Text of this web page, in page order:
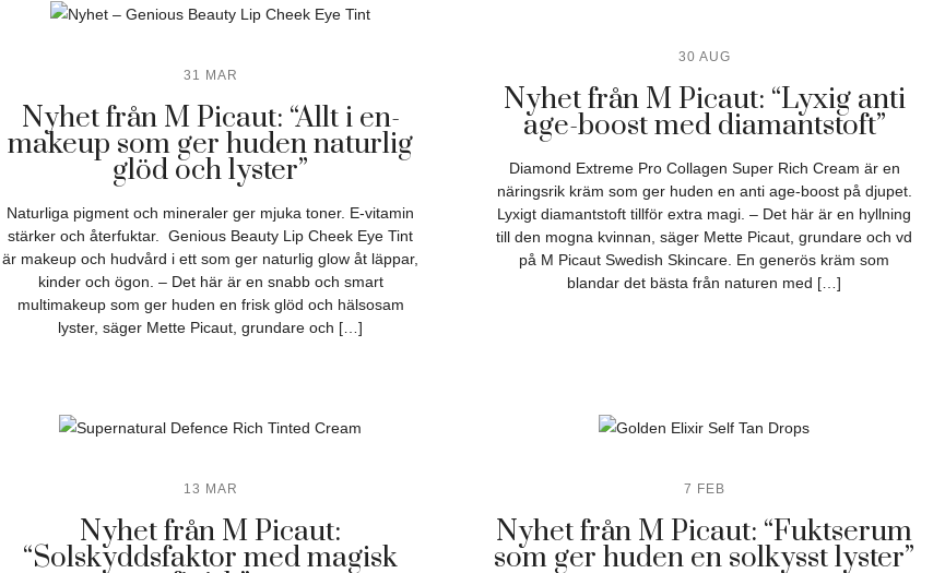
31 MAR
Nyhet från M Picaut: “Allt i en-
makeup som ger huden naturlig
glöd och lyster”
Naturliga pigment och mineraler ger mjuka toner. E-vitamin
stärker och återfuktar. Genious Beauty Lip Cheek Eye Tint
är makeup och hudvård i ett som ger naturlig glow åt läppar,
kinder och ögon. – Det här är en snabb och smart
multimakeup som ger huden en frisk glöd och hälsosam
lyster, säger Mette Picaut, grundare och […]
30 AUG
Nyhet från M Picaut: “Lyxig anti
age-boost med diamantstoft”
Diamond Extreme Pro Collagen Super Rich Cream är en
näringsrik kräm som ger huden en anti age-boost på djupet.
Lyxigt diamantstoft tillför extra magi. – Det här är en hyllning
till den mogna kvinnan, säger Mette Picaut, grundare och vd
på M Picaut Swedish Skincare. En generös kräm som
blandar det bästa från naturen med […]
13 MAR
Nyhet från M Picaut:
“Solskyddsfaktor med magisk
7 FEB
Nyhet från M Picaut: “Fuktserum
som ger huden en solkysst lyster”